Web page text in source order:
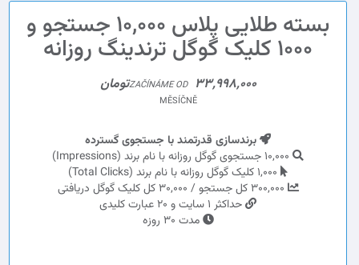
بسته طلایی پلاس 10,000 جستجو و
1000 کلیک گوگل ترندینگ روزانه
ZAČÍNÁME OD 33,998,000تومان
MĚSÍČNĚ
برندسازی قدرتمند با جستجوی گسترده
حداکثر 1 سایت و 20 عبارت کلیدی
مدت 30 روزه